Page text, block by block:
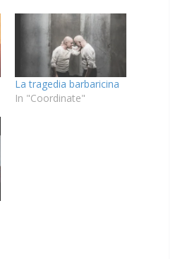
La tragedia barbaricina
In "Coordinate"